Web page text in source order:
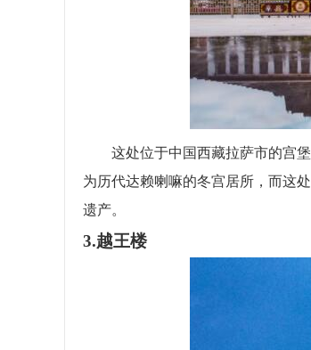
这处位于中国西藏拉萨市的宫堡
为历代达赖喇嘛的冬宫居所，而这
遗产。
3.越王楼